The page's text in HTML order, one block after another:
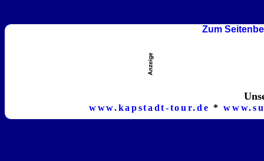
Zum
www.kapstadt-tour.de *